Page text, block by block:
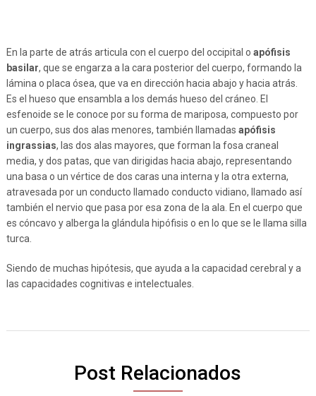
En la parte de atrás articula con el cuerpo del occipital o apófisis
basilar, que se engarza a la cara posterior del cuerpo, formando la
lámina o placa ósea, que va en dirección hacia abajo y hacia atrás.
Es el hueso que ensambla a los demás hueso del cráneo. El
esfenoide se le conoce por su forma de mariposa, compuesto por
un cuerpo, sus dos alas menores, también llamadas apófisis
ingrassias, las dos alas mayores, que forman la fosa craneal
media, y dos patas, que van dirigidas hacia abajo, representando
una basa o un vértice de dos caras una interna y la otra externa,
atravesada por un conducto llamado conducto vidiano, llamado así
también el nervio que pasa por esa zona de la ala. En el cuerpo que
es cóncavo y alberga la glándula hipófisis o en lo que se le llama silla
turca.
Siendo de muchas hipótesis, que ayuda a la capacidad cerebral y a
las capacidades cognitivas e intelectuales.
Post Relacionados